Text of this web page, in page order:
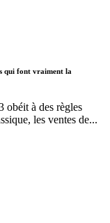
qui font vraiment la
obéit à des règles
les ventes de...